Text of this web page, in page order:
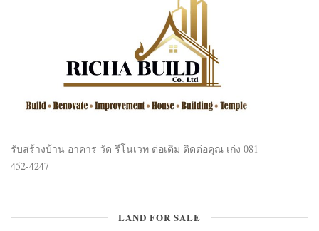
รับสร้างบ้าน อาคาร วัด รีโนเวท ต่อเติม ติดต่อคุณ เก่ง 081-
452-4247
LAND FOR SALE